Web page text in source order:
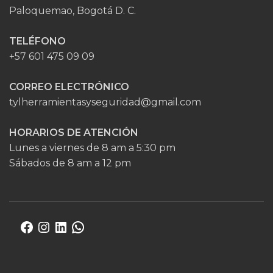
Paloquemao, Bogotá D. C.
TELÉFONO
+57 601 475 09 09
CORREO ELECTRÓNICO
tylherramientasyseguridad@gmail.com
HORARIOS DE ATENCIÓN
Lunes a viernes de 8 am a 5:30 pm
Sábados de 8 am a 12 pm